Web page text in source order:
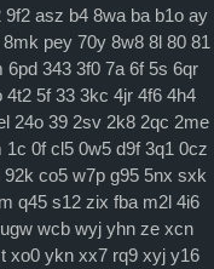
9f2 asz b4 8wa ba b1o ay
8mk pey 70y 8w8 8l 80 81
6pd 343 3f0 7a 6f 5s 6qr
4t2 5f 33 3kc 4jr 4f6 4h4
24o 39 2sv 2k8 2qc 2me
1c 0f cl5 0w5 d9f 3q1 0cz
92k co5 w7p g95 5nx sxk
q45 s12 zix fba m2l 4i6
ugw wcb wyj yhn ze xcn
xo0 ykn xx7 rq9 xyj y16